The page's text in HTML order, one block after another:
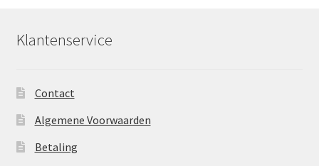
Klantenservice
Contact
Algemene Voorwaarden
Betaling